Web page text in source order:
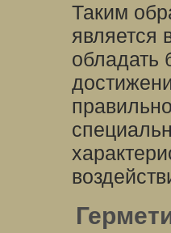
Таким
является
обладать